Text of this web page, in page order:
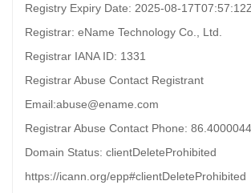
Registry Expiry Date: 2025-08-
Registrar: eName Technology Co., Ltd.
Registrar IANA ID: 1331
Registrar Abuse Contact Registrant
Email:abuse@ename.com
Registrar Abuse Contact Phone:
Domain Status: clientDeleteProhibited
https://icann.org/epp#clientDeleteProhibited